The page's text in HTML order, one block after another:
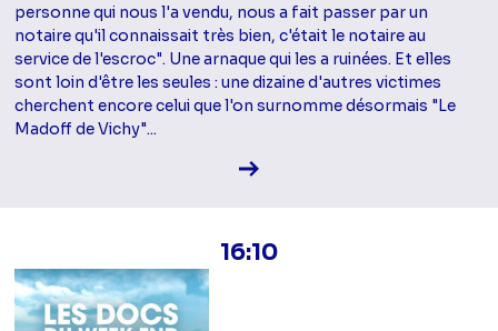
personne qui nous l'a vendu, nous a fait passer par un
notaire qu'il connaissait très bien, c'était le notaire au
service de l'escroc". Une arnaque qui les a ruinées. Et elles
sont loin d'être les seules : une dizaine d'autres victimes
cherchent encore celui que l'on surnomme désormais "Le
Madoff de Vichy"...
Voir la fiche diffusion
16:10